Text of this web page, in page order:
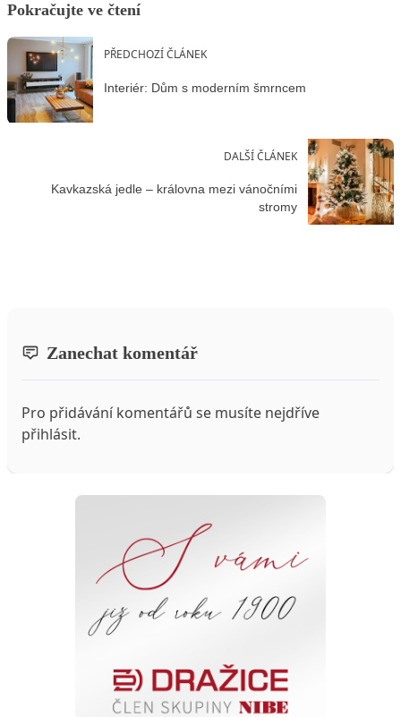
Pokračujte ve čtení
PŘEDCHOZÍ ČLÁNEK
Interiér: Dům s moderním šmrncem
DALŠÍ ČLÁNEK
Kavkazská jedle – královna mezi vánočními
stromy
Zanechat komentář
Pro přidávání komentářů se musíte nejdříve
přihlásit.